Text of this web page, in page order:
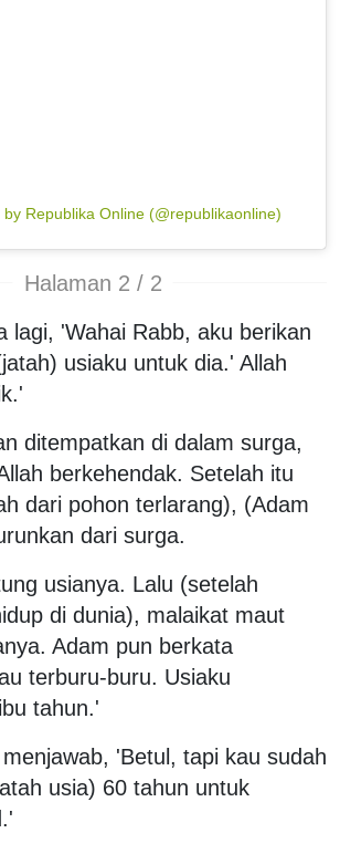
Republika Online (@republikaonline)
Halaman 2 / 2
lagi, 'Wahai Rabb, aku berikan
usiaku untuk dia.' Allah
ditempatkan di dalam surga,
berkehendak. Setelah itu
dari pohon terlarang), (Adam
dari surga.
usianya. Lalu (setelah
di dunia), malaikat maut
Adam pun berkata
terburu-buru. Usiaku
tahun.'
'Betul, tapi kau sudah
usia) 60 tahun untuk